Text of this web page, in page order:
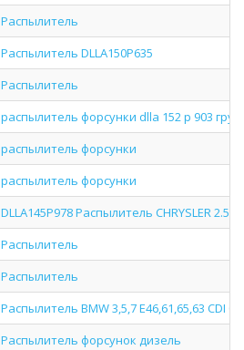
Распылитель
Распылитель DLLA150P635
Распылитель
распылитель форсунки dlla 152 p 903
распылитель форсунки
распылитель форсунки
DLLA145P978 Распылитель CHRYSLER
Распылитель
Распылитель
Распылитель BMW 3,5,7 E46,61,65,63 CDI
Распылитель форсунок дизель